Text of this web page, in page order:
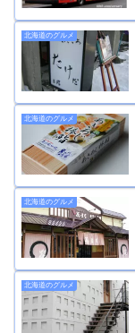
北海道のグルメ
北海道のグルメ
北海道のグルメ
北海道のグルメ